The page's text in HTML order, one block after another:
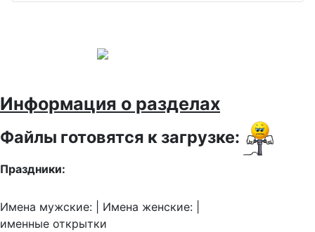
Информация о разделах
Файлы готовятся к загрузке:
Праздники:
Имена мужские: | Имена женские: |
именные открытки